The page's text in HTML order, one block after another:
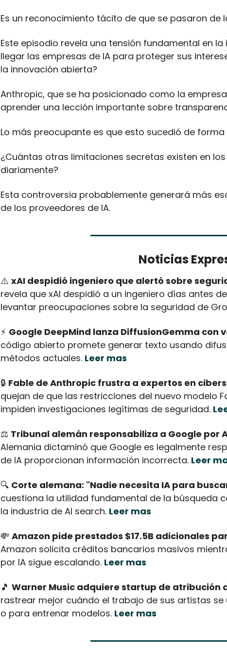
Es un reconocimiento tácito de que se pasaron de
Este episodio revela una tensión fundamental en
llegar las empresas de IA para proteger sus
la innovación abierta?
Anthropic, que se ha posicionado como la
aprender una lección importante sobre
Lo más preocupante es que esto sucedió de
¿Cuántas otras limitaciones secretas existen en
diariamente?
Esta controversia probablemente generará más
de los proveedores de IA.
Noticias
⚠️ xAI despidió ingeniero que alertó sobre
revela que xAI despidió a un ingeniero días antes
levantar preocupaciones sobre la seguridad de
⚡ Google DeepMind lanza DiffusionGemma con
código abierto promete generar texto usando
métodos actuales. Leer mas
🔒 Fable de Anthropic frustra a expertos en
quejan de que las restricciones del nuevo modelo
impiden investigaciones legítimas de seguridad.
⚖️ Tribunal alemán responsabiliza a Google por
Alemania dictaminó que Google es legalmente
de IA proporcionan información incorrecta. Leer
🔍 Corte alemana: "Nadie necesita IA para
cuestiona la utilidad fundamental de la búsqueda
la industria de AI search. Leer mas
💸 Amazon pide prestados $17.5B adicionales
Amazon solicita créditos bancarios masivos
por IA sigue escalando. Leer mas
🎵 Warner Music adquiere startup de atribución
rastrear mejor cuándo el trabajo de sus artistas
o para entrenar modelos. Leer mas